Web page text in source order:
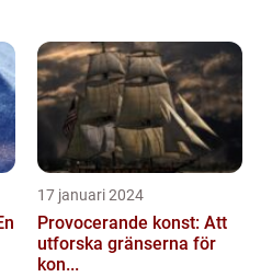
förändrats under
17 januari 2024
Provocerande konst: Att
utforska gränserna för
kon...